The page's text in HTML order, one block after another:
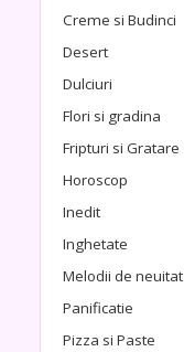
Creme si Budinci
Desert
Dulciuri
Flori si gradina
Fripturi si Gratare
Horoscop
Inedit
Inghetate
Melodii de neuitat
Panificatie
Pizza si Paste